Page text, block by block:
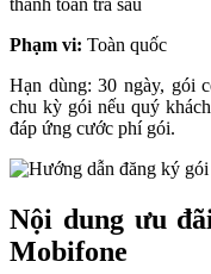
Phạm vi: Toàn quốc
Hạn dùng: 30 ngày, gói
chu kỳ gói nếu quý
đáp ứng cước phí gói.
Nội dung ưu
Mobifone